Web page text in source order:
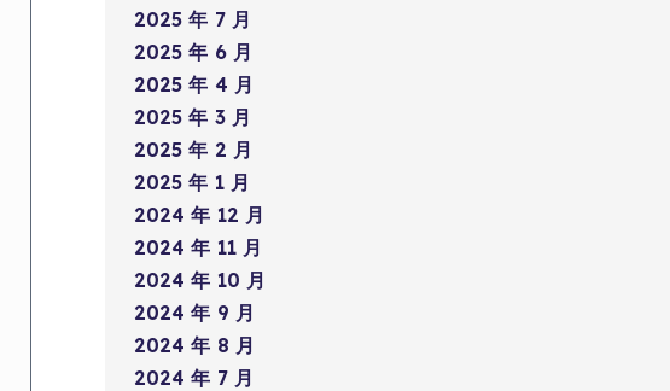
2025 年 7 月
2025 年 6 月
2025 年 4 月
2025 年 3 月
2025 年 2 月
2025 年 1 月
2024 年 12 月
2024 年 11 月
2024 年 10 月
2024 年 9 月
2024 年 8 月
2024 年 7 月